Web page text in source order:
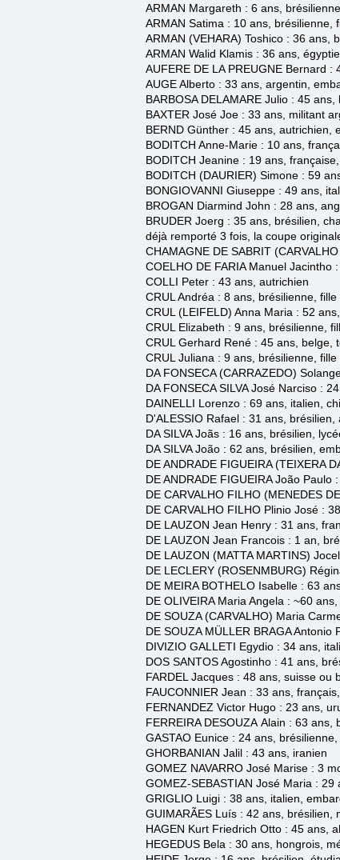
ARMAN Margareth : 6 ans,
ARMAN Satima : 10 ans, brésilienne,
ARMAN (VEHARA) Toshico : 36 ans,
ARMAN Walid Klamis : 36 ans,
AUFERE DE LA PREUGNE Bernard :
AUGE Alberto : 33 ans, argentin,
BARBOSA DELAMARE Julio : 45
BAXTER José Joe : 33 ans, militant
BERND Günther : 45 ans, autrichien,
BODITCH Anne-Marie : 10 ans,
BODITCH Jeanine : 19 ans,
BODITCH (DAURIER) Simone : 59
BONGIOVANNI Giuseppe : 49 ans,
BROGAN Diarmind John : 28 ans,
BRUDER Joerg : 35 ans, brésilien,
déjà remporté 3 fois, la coupe
CHAMAGNE DE SABRIT
COELHO DE FARIA Manuel Jacintho
COLLI Peter : 43 ans, autrichien
CRUL Andréa : 8 ans, brésilienne,
CRUL (LEIFELD) Anna Maria : 52
CRUL Elizabeth : 9 ans, brésilienne,
CRUL Gerhard René : 45 ans, belge,
CRUL Juliana : 9 ans, brésilienne,
DA FONSECA (CARRAZEDO)
DA FONSECA SILVA José Narciso :
DAINELLI Lorenzo : 69 ans, italien,
D'ALESSIO Rafael : 31 ans, brésilien,
DA SILVAJoãs : 16 ans, brésilien,
DA SILVA João : 62 ans, brésilien,
DE ANDRADE FIGUEIRA (TEIXERA
DE ANDRADE FIGUEIRA João Paulo
DE CARVALHO FILHO (MENEDES
DE CARVALHO FILHO Plinio José :
DE LAUZON Jean Henry : 31 ans,
DE LAUZON Jean Francois : 1 an,
DE LAUZON (MATTA MARTINS)
DE LECLERY (ROSENMBURG)
DE MEIRA BOTHELO Isabelle : 63
DE OLIVEIRA Maria Angela : ~60
DE SOUZA (CARVALHO) Maria
DE SOUZA MÜLLER BRAGA Antonio
DIVIZIO GALLETI Egydio : 34 ans,
DOS SANTOS ​Agostinho : 41 ans,
FARDEL Jacques : 48 ans, suisse ou
FAUCONNIER Jean : 33 ans,
FERNANDEZ Victor Hugo : 23 ans,
FERREIRA DESOUZA Alain : 63 ans,
GASTAO Eunice : 24 ans,
GHORBANIAN Jalil : 43 ans, iranien
GOMEZ NAVARRO José Marise : 3
GOMEZ-SEBASTIAN José Maria : 29
GRIGLIO Luigi : 38 ans, italien
GUIMARÃES Luís : 42 ans, brésilien
HAGEN Kurt Friedrich Otto : 45 ans,
HEGEDUS Bela : 30 ans, hongrois ,